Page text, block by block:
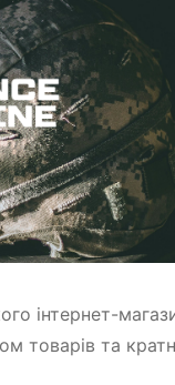
інтернет-
товарів та